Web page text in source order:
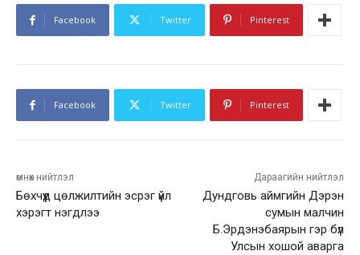
Facebook Twitter Pinterest
Facebook Twitter Pinterest
өмнөх нийтлэл
Бөхчүүд цөлжилтийн эсрэг үйл
хэрэгт нэгдлээ
Дараагийн нийтлэл
Дундговь аймгийн Дэрэн
сумын малчин
Б.Эрдэнэбаярын гэр бүл
Улсын хошой аварга